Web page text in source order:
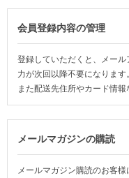
会員登録内容の管理
登録していただくと、メー
力が次回以降不要になります。
また配送先住所やカード情報
メールマガジンの購読
メールマガジン購読のお客